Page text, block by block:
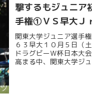
撃するもジュニア
手権①ＶＳ早大Ｊ
関東大学ジュニア選手
６３早大１０月５日（
ドラグビーＷ杯日本大
高まる中、関東大学ジ